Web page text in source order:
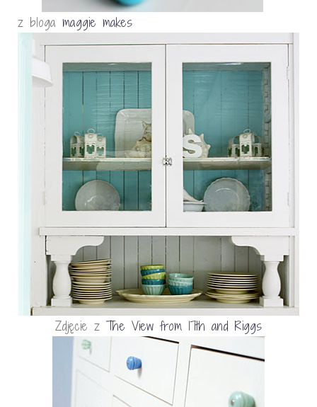
z bloga maggie makes
Zdjęcie z The View from 17th and Riggs